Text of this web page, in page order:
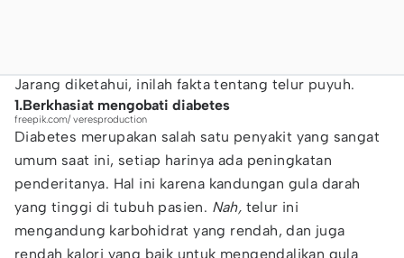
Jarang diketahui, inilah fakta tentang telur puyuh.
1.Berkhasiat mengobati diabetes
freepik.com/ veresproduction
Diabetes merupakan salah satu penyakit yang sangat
umum saat ini, setiap harinya ada peningkatan
penderitanya. Hal ini karena kandungan gula darah
yang tinggi di tubuh pasien. Nah, telur ini
mengandung karbohidrat yang rendah, dan juga
rendah kalori yang baik untuk mengendalikan gula